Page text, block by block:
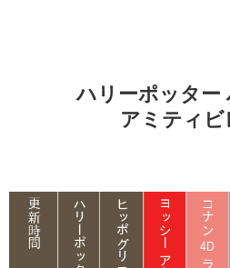
ハリーポッター
アミティビ